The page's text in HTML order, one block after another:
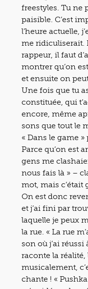
freestyles. Tu ne
paisible. C’est
l’heure actuelle,
me ridiculiserait.
rappeur, il faut
montrer qu’on
et ensuite on
Une fois que tu
constituée, qui
encore, même
sons que tout le
« Dans le game
Parce qu’on est
gens me
nous fais là » –
mot, mais c’était
On est donc
et j’ai fini par
laquelle je peux
la rue. « La rue
son où j’ai
raconte la
musicalement,
chante ! «